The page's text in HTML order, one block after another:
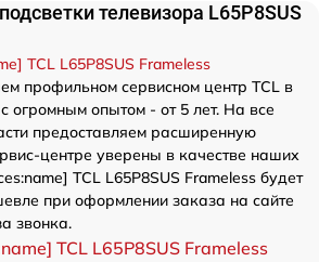
телевизора L65P8SUS
TCL L65P8SUS Frameless
профильном сервисном центр TCL в
огромным опытом - от 5 лет. На все
предоставляем расширенную
центре уверены в качестве наших
TCL L65P8SUS Frameless будет
при оформлении заказа на сайте
звонка.
TCL L65P8SUS Frameless